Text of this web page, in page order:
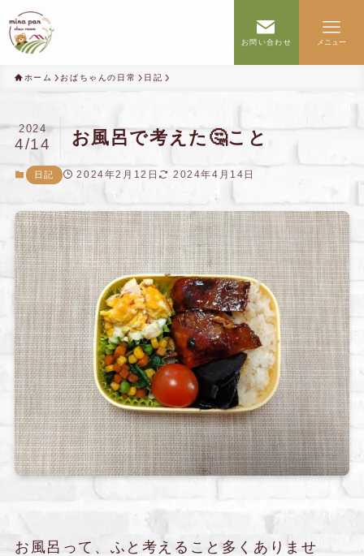
お問い合わせ メニュー
ホーム おばちゃんの日常 日記
お風呂で考えた🤔こと
2024
4/14
日記 2024年2月12日 2024年4月14日
お風呂って、ふと考えること多くありませ